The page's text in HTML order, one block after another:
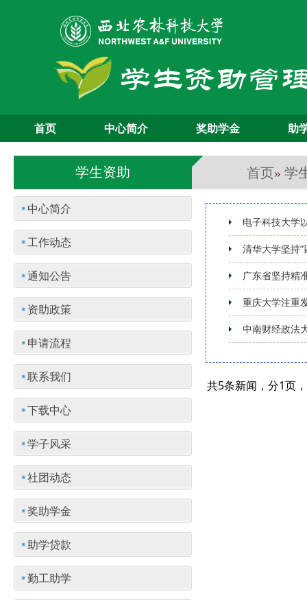
首页 中心简介 奖助学金 助
学生资助 首页» 学
中心简介
工作动态
通知公告
资助政策
申请流程
联系我们
下载中心
学子风采
社团动态
奖助学金
助学贷款
勤工助学
电子科技大学
清华大学坚持
广东省坚持精
重庆大学注重
中南财经政法
共5条新闻，分1页